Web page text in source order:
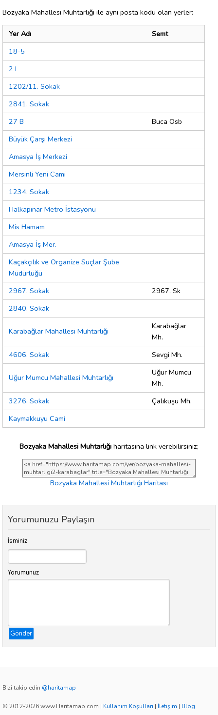
Bozyaka Mahallesi Muhtarlığı ile aynı posta kodu olan yerler:
Yer Adı
Semt
18-5
2 I
1202/11. Sokak
2841. Sokak
27 B
Buca Osb
Büyük Çarşı Merkezi
Amasya İş Merkezi
Mersinli Yeni Cami
1234. Sokak
Halkapınar Metro İstasyonu
Mis Hamam
Amasya İş Mer.
Kaçakçılık ve Organize Suçlar Şube
Müdürlüğü
2967. Sokak
2967. Sk
2840. Sokak
Karabağlar Mahallesi Muhtarlığı
Karabağlar
Mh.
4606. Sokak
Sevgi Mh.
Uğur Mumcu Mahallesi Muhtarlığı
Uğur Mumcu
Mh.
3276. Sokak
Çalıkuşu Mh.
Kaymakkuyu Cami
Bozyaka Mahallesi Muhtarlığı haritasına link verebilirsiniz;
Bozyaka Mahallesi Muhtarlığı Haritası
Yorumunuzu Paylaşın
İsminiz
Yorumunuz
Gönder
Bizi takip edin @haritamap
© 2012-2026 www.Haritamap.com | Kullanım Koşulları | İletişim | Blog